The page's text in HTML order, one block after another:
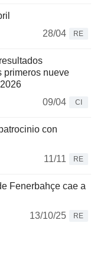
28/04
RE
primeros nueve
09/04
CI
con
11/11
RE
Fenerbahçe cae a
13/10/25
RE